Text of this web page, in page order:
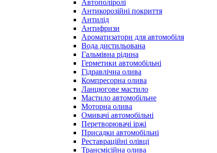
Автополіролі
Антикорозійні покриття
Антилід
Антифризи
Ароматизатори для автомобіля
Вода дистильована
Гальмівна рідина
Герметики автомобільні
Гідравлічна олива
Компресорна олива
Ланцюгове мастило
Мастило автомобільне
Моторна олива
Омивачі автомобільні
Перетворювачі іржі
Присадки автомобільні
Реставраційні олівці
Трансмісійна олива